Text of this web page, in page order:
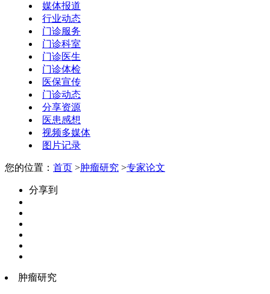
媒体报道
行业动态
门诊服务
门诊科室
门诊医生
门诊体检
医保宣传
门诊动态
分享资源
医患感想
视频多媒体
图片记录
您的位置： 首页 >肿瘤研究 >专家论文
分享到
肿瘤研究